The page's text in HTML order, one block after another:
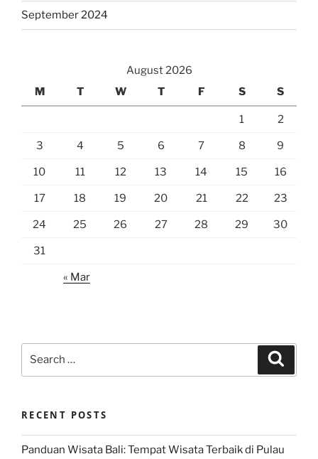
September 2024
August 2026
M
T W T F S S
1 2
3 4 5 6 7 8 9
10 11 12 13 14 15 16
17 18 19 20 21 22 23
24 25 26 27 28 29 30
31
« Mar
RECENT POSTS
Panduan Wisata Bali: Tempat Wisata Terbaik di Pulau